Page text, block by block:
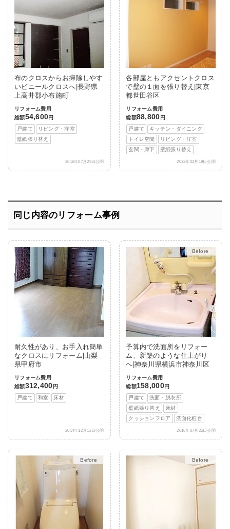
布のクロスからお掃除しやす
いビニールクロスへ|長野県
上高井郡小布施町
リフォーム費用
総額54,600円
戸建て
リビング・洋室
壁紙張り替え
2016年07月29日公開
各部屋ともアクセントクロス
で壁の１面を張り替え|東京
都世田谷区
リフォーム費用
総額88,800 円
戸建て
キッチン・ダイニング
トイレ空間
リビング・洋室
玄関・廊下
壁紙張り替え
2022年02月19日公開
同じ内容のリフォーム事例
耐久性があり、お手入れ簡単
なクロスにリフォーム|山梨
県甲府市
リフォーム費用
総額312,400 円
戸建て
和室 床材
2014年12月12日公開
After
予算内で洗面所をリフォー
ム、新築のような仕上がり
へ|神奈川県横浜市神奈川区
リフォーム費用
総額158,000円
戸建て
洗面・脱衣所
壁紙張り替え
床材
クッションフロア
洗面化粧台
2016年07月25日公開
After After